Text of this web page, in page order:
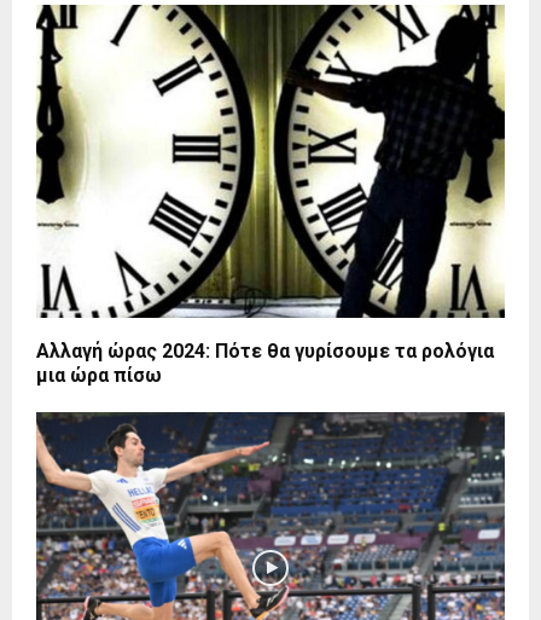
Αλλαγή ώρας 2024: Πότε θα γυρίσουμε τα ρολόγια
μια ώρα πίσω